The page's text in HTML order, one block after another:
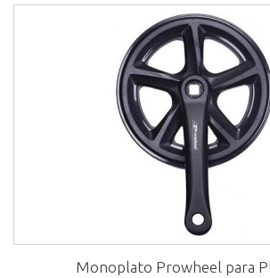
Monoplato Prowheel para